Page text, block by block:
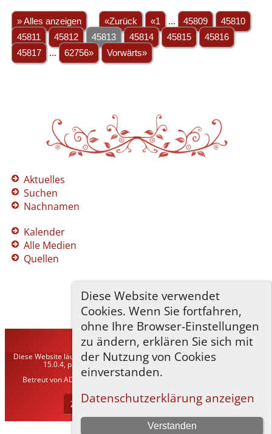
Diese Website verwendet
Cookies. Wenn Sie fortfahren,
ohne Ihre Browser-Einstellungen
zu ändern, erklären Sie sich mit
der Nutzung von Cookies
einverstanden.
Datenschutzerklärung anzeigen
Verstanden
» Alles anzeigen «Zurück «1 ... 45809
45810
45811
45812 45813 45814 45815
45816
45817
... 62756» Vorwärts»
Aktuelles
Suchen
Nachnamen
Kalender
Alle Medien
Quellen
TNG-ADLER©2026
Diese Website läuft mitThe Next Generation of Genealogy Sitebuilding
15.0.4, programmiert von Darrin Lythgoe © 2001-2026.
Betreut vonADLER Heraldisch-Genealogische Gesellschaft, Wien
Zur Desktop-Webseite wechseln